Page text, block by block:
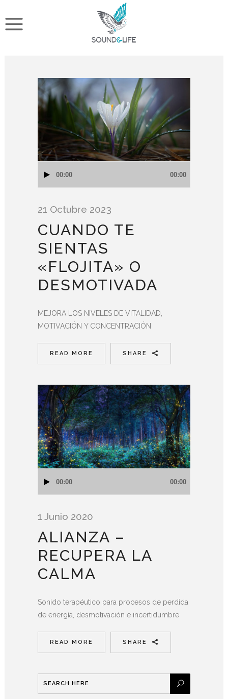
de
00:00 00:00
21 Octubre 2023
CUANDO TE
SIENTAS
«FLOJITA» O
DESMOTIVADA
MEJORA LOS NIVELES DE VITALIDAD,
MOTIVACIÓN Y CONCENTRACIÓN
READ MORE SHARE
de
00:00 00:00
1 Junio 2020
ALIANZA –
RECUPERA LA
CALMA
Sonido terapéutico para procesos de perdida
de energía, desmotivación e incertidumbre
READ MORE SHARE